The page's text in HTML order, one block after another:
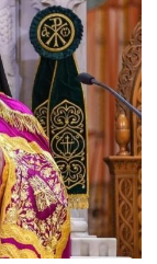
Υπουργό,
Μ.
Σχοινά
και
τον
Διοικητή
της
ΑΑΔΕ